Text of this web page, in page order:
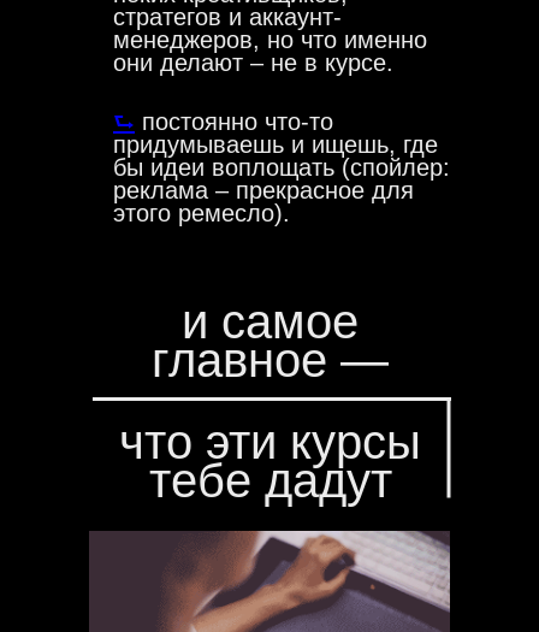
стратегов и аккаунт-
менеджеров, но что именно
они делают – не в курсе.
⮑ постоянно что-то
придумываешь и ищешь, где
бы идеи воплощать (спойлер:
реклама – прекрасное для
этого ремесло).
и самое
главное —
что эти курсы
тебе дадут